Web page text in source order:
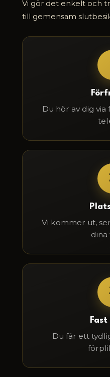
Vi gör det enkelt och
till gemensam
Du hör av dig
Vi kommer ut,
dina
Du får ett